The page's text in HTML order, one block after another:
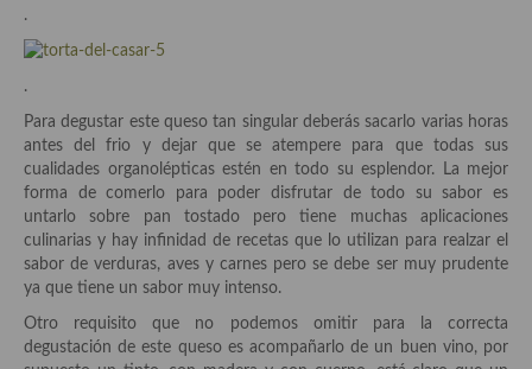
Pasta
Arroces Y fideuás
Legumbres y cereales
Cuscús
Huevos
.
.
Para degustar este queso tan singular deberás sacarlo varias horas
antes del frio y dejar que se atempere para que todas sus
cualidades organolépticas estén en todo su esplendor. La mejor
forma de comerlo para poder disfrutar de todo su sabor es
untarlo sobre pan tostado pero tiene muchas aplicaciones
culinarias y hay infinidad de recetas que lo utilizan para realzar el
sabor de verduras, aves y carnes pero se debe ser muy prudente
ya que tiene un sabor muy intenso.
Otro requisito que no podemos omitir para la correcta
degustación de este queso es acompañarlo de un buen vino, por